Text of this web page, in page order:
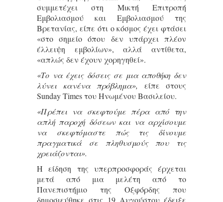
συμμετέχει στη Μικτή Επιτροπή
Εμβολιασμού και Εμβολιασμού της
Βρετανίας, είπε ότι ο κόσμος έχει φτάσει
«στο σημείο όπου δεν υπάρχει πλέον
έλλειψη εμβολίων», αλλά αντίθετα,
«απλώς δεν έχουν χορηγηθεί».
«Το να έχεις δόσεις σε μια αποθήκη δεν
λύνει κανένα πρόβλημα», είπε στους
Sunday Times του Ηνωμένου Βασιλείου.
«Πρέπει να σκεφτούμε πέρα από την
απλή παροχή δόσεων και να αρχίσουμε
να σκεφτόμαστε πώς τις δίνουμε
πραγματικά σε πληθυσμούς που τις
χρειάζονται».
Η είδηση της υπερπροσφοράς έρχεται
μετά από μια μελέτη από το
Πανεπιστήμιο της Οξφόρδης που
δημοσιεύθηκε στις 19 Αυγούστου έδειξε